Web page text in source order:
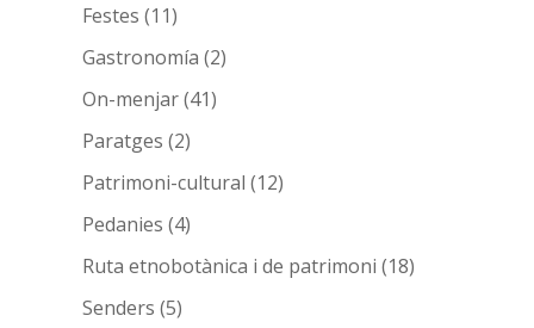
Festes (11)
Gastronomía (2)
On-menjar(41)
Paratges (2)
Patrimoni-cultural (12)
Pedanies (4)
Ruta etnobotànica i de patrimoni (18)
Senders (5)